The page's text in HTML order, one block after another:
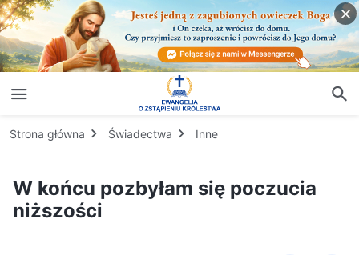
Strona główna Świadectwa Inne
W końcu pozbyłam się poczucia
niższości